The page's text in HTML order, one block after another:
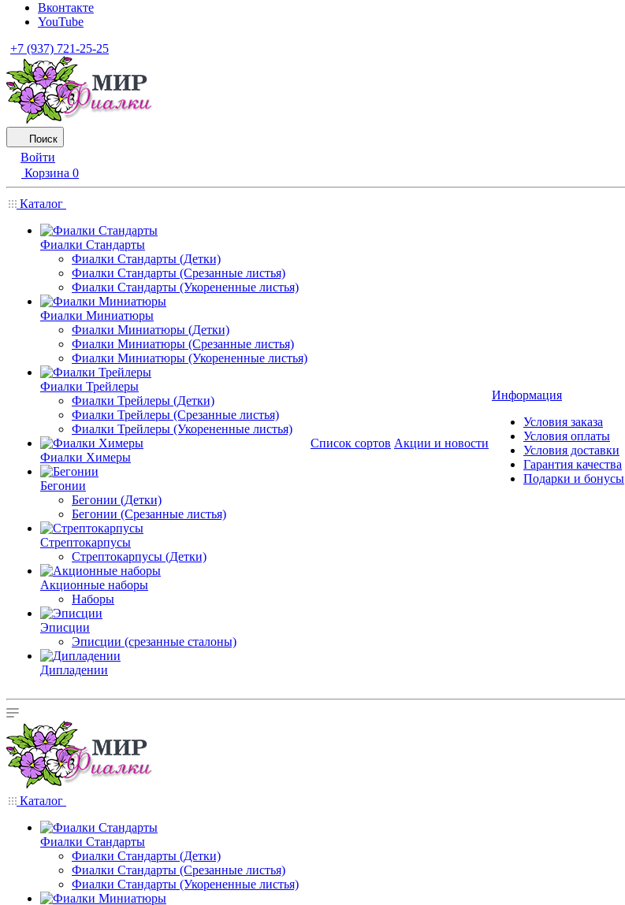
Вконтакте
YouTube
+7 (937) 721-25-25
Поиск
Войти
Корзина 0
Каталог
Фиалки Стандарты
Фиалки Стандарты (Детки)
Фиалки Стандарты (Срезанные листья)
Фиалки Стандарты (Укорененные листья)
Фиалки Миниатюры
Фиалки Миниатюры (Детки)
Фиалки Миниатюры (Срезанные листья)
Фиалки Миниатюры (Укорененные листья)
Фиалки Трейлеры
Фиалки Трейлеры (Детки)
Фиалки Трейлеры (Срезанные листья)
Фиалки Трейлеры (Укорененные листья)
Фиалки Химеры
Бегонии
Бегонии (Детки)
Бегонии (Срезанные листья)
Стрептокарпусы
Стрептокарпусы (Детки)
Акционные наборы
Наборы
Эписции
Эписции (срезанные сталоны)
Дипладении
Список сортов Акции и новости
Информация
Условия заказа
Условия оплаты
Условия доставки
Гарантия качества
Подарки и бонусы
Каталог
Фиалки Стандарты
Фиалки Стандарты (Детки)
Фиалки Стандарты (Срезанные листья)
Фиалки Стандарты (Укорененные листья)